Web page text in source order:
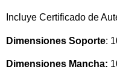
Incluye Certificado de
Dimensiones Soporte:
Dimensiones Mancha: